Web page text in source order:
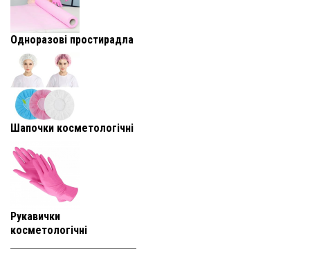
Одноразові простирадла
Шапочки косметологічні
Рукавички
косметологічні